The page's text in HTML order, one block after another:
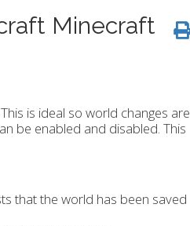
Minecraft
is ideal so world changes are
be enabled and disabled. This
that the world has been saved